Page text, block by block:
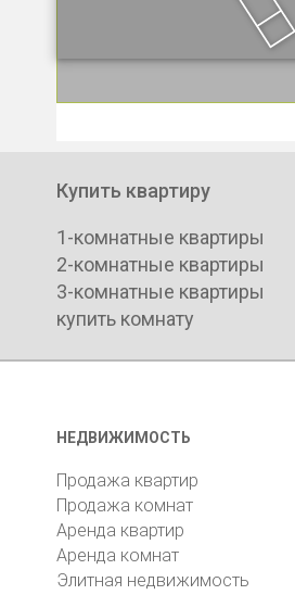
Купить квартиру
1-комнатные квартиры
2-комнатные квартиры
3-комнатные квартиры
купить комнату
НЕДВИЖИМОСТЬ
Продажа квартир
Продажа комнат
Аренда квартир
Аренда комнат
Элитная недвижимость